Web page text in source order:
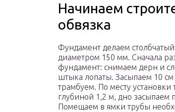
Начинаем
обвязка
Фундамент делаем
диаметром 150 мм. Сначала
фундамент: снимаем дерн и
штыка лопаты. Засыпаем 10
трамбуем. По месту
глубиной 1,2 м, дно засыпаем
Помещаем в ямки трубы